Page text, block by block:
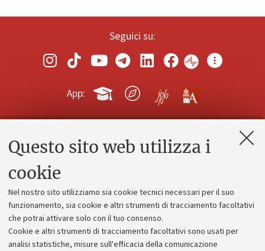
Questo sito web utilizza i
cookie
Nel nostro sito utilizziamo sia cookie tecnici necessari per il suo
funzionamento, sia cookie e altri strumenti di tracciamento facoltativi
che potrai attivare solo con il tuo consenso.
Cookie e altri strumenti di tracciamento facoltativi sono usati per
analisi statistiche, misure sull'efficacia della comunicazione
Seguici su:
App:
Contatti e PEC
Alumni community
Piano strategico
Bilanci